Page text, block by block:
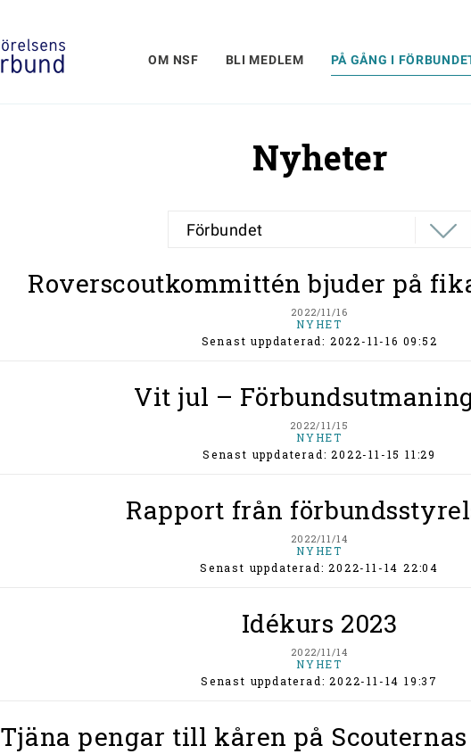
OM NSF BLI MEDLEM PÅ GÅNG I
Nyheter
Förbundet
Roverscoutkommittén bjuder på
2022/11/16
NYHET
Senast uppdaterad: 2022-11-16 09:52
Vit jul –
2022/11/15
NYHET
Senast uppdaterad: 2022-11-15 11:29
Rapport från
2022/11/14
NYHET
Senast uppdaterad: 2022-11-14 22:04
Idékurs 2023
2022/11/14
NYHET
Senast uppdaterad: 2022-11-14 19:37
Tjäna pengar till kåren på